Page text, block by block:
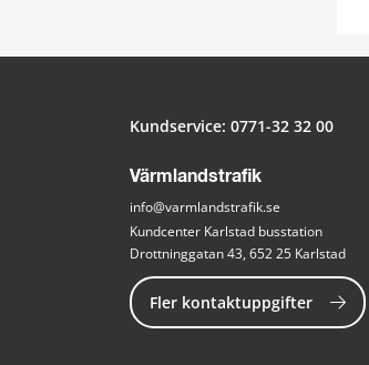
Kundservice: 0771-32 32 00
Värmlandstrafik
info@varmlandstrafik.se
Kundcenter Karlstad busstation
Drottninggatan 43, 652 25 Karlstad
Fler kontaktuppgifter